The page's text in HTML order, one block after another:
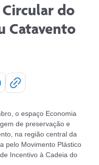
Circular do
Catavento
o espaço Economia
de preservação e
na região central da
pelo Movimento Plástico
Incentivo à Cadeia do